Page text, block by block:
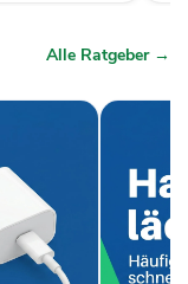
Alle Ratgeber →